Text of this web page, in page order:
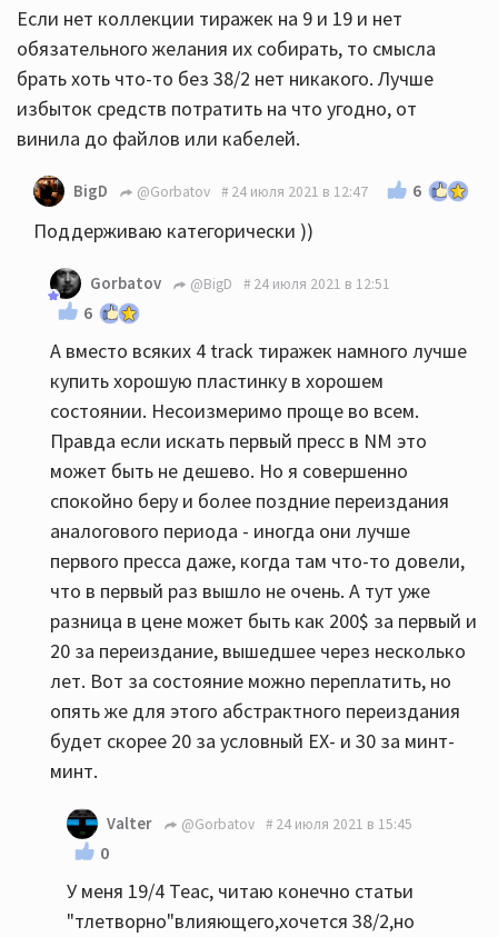
Если нет коллекции тиражек на 9 и 19 и нет
обязательного желания их собирать, то смысла
брать хоть что-то без 38/2 нет никакого. Лучше
избыток средств потратить на что угодно, от
винила до файлов или кабелей.
BigD @Gorbatov 24 июля 2021 в 12:47 6
Поддерживаю категорически ))
Gorbatov @BigD 24 июля 2021 в 12:51
6
А вместо всяких 4 track тиражек намного лучше
купить хорошую пластинку в хорошем
состоянии. Несоизмеримо проще во всем.
Правда если искать первый пресс в NM это
может быть не дешево. Но я совершенно
спокойно беру и более поздние переиздания
аналогового периода - иногда они лучше
первого пресса даже, когда там что-то довели,
что в первый раз вышло не очень. А тут уже
разница в цене может быть как 200$ за первый и
20 за переиздание, вышедшее через несколько
лет. Вот за состояние можно переплатить, но
опять же для этого абстрактного переиздания
будет скорее 20 за условный EX- и 30 за минт-
минт.
Valter @Gorbatov 24 июля 2021 в 15:45
0
У меня 19/4 Teac, читаю конечно статьи
"тлетворно"влияющего,хочется 38/2,но